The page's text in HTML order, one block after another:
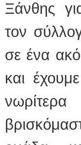
Ξάνθης
τον
σε ένα
και